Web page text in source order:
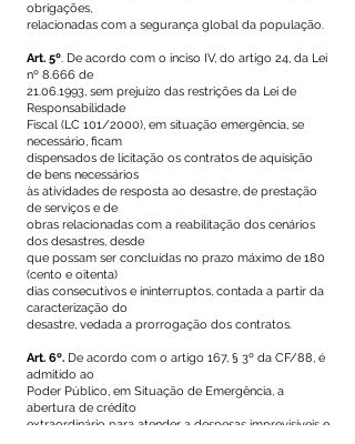
obrigações,
relacionadas com a segurança global da população.
Art. 5º. De acordo com o inciso IV, do artigo 24, da Lei
nº 8.666 de
21.06.1993, sem prejuízo das restrições da Lei de
Responsabilidade
Fiscal (LC 101/2000), em situação emergência, se
necessário, ficam
dispensados de licitação os contratos de aquisição
de bens necessários
às atividades de resposta ao desastre, de prestação
de serviços e de
obras relacionadas com a reabilitação dos cenários
dos desastres, desde
que possam ser concluídas no prazo máximo de 180
(cento e oitenta)
dias consecutivos e ininterruptos, contada a partir da
caracterização do
desastre, vedada a prorrogação dos contratos.
Art. 6º. De acordo com o artigo 167, § 3º da CF/88, é
admitido ao
Poder Público, em Situação de Emergência, a
abertura de crédito
extraordinário para atender a despesas imprevisíveis e